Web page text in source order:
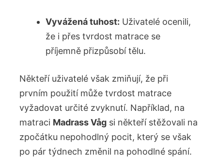
Vyvážená tuhost: Uživatelé ocenili,‌
že i přes tvrdost matrace ⁢se
příjemně ‍přizpůsobí tělu.
Někteří uživatelé však zmiňují, že při​
prvním použití může tvrdost matrace
vyžadovat určité zvyknutí. Například, na
matraci Madrass Våg si někteří stěžovali ‌na
zpočátku nepohodlný pocit, který se však
po pár týdnech ⁤změnil na pohodlné spání.